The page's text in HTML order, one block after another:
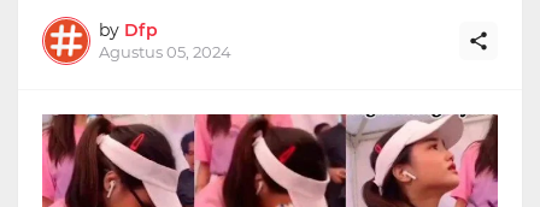
by Dfp
Agustus 05, 2024